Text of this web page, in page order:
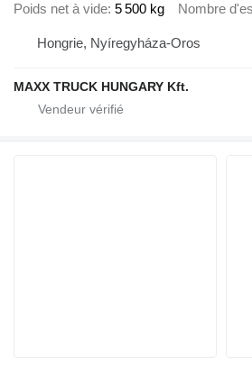
Poids net à vide 5 500 kg Nombre
Hongrie, Nyíregyháza-Oros
MAXX TRUCK HUNGARY Kft.